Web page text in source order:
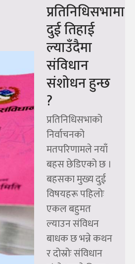
प्रतिनिधिसभामा
दुई तिहाई
ल्याउँदैमा
संविधान
संशोधन हुन्छ
?
प्रतिनिधिसभाको
निर्वाचनको
मतपरिणामले नयाँ
बहस छेडिएको छ ।
बहसका मुख्य दुई
विषयहरू पहिलोः
एकल बहुमत
ल्याउन संविधन
बाधक छ भन्ने कथन
र दोस्रोः संविधान